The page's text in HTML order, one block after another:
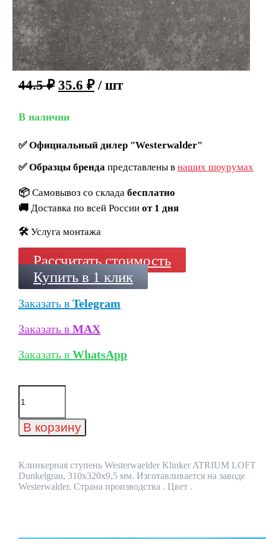
44.5₽ 35.6 ₽ / шт
В наличии
✅Официальный дилер "Westerwalder"
✅Образцы брендапредставлены в наших шоурумах
📦 Самовывоз со склада бесплатно
🚚 Доставка по всей России от 1 дня
🛠️ Услуга монтажа
Рассчитать стоимость
Купить в 1 клик
Заказать в Telegram
Заказать в MAX
Заказать в WhatsApp
Количество
товара
ступень
Westerwaelder
LOFT
Dunkelgrau,
310x320x9,5
В корзину
Клинкерная ступень Westerwaelder Klinker ATRIUM LOFT
Dunkelgrau, 310x320x9,5 мм. Изготавливается на заводе
Westerwalder. Страна производства . Цвет .